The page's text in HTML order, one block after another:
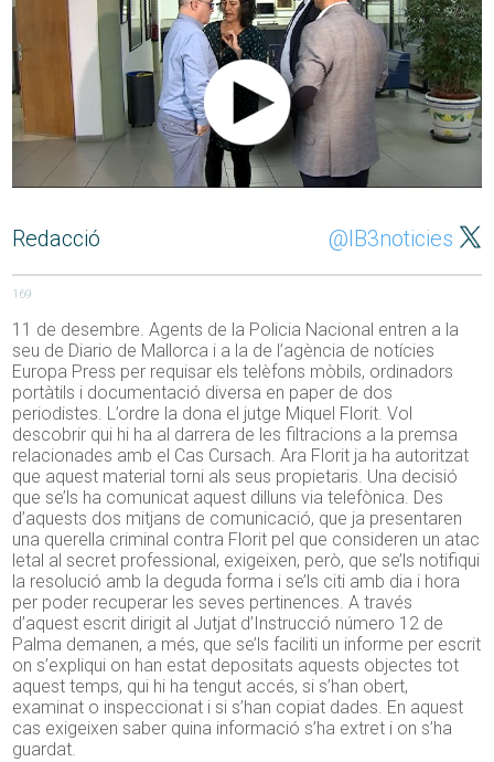
Redacció @IB3noticies
169
11 de desembre. Agents de la Policia Nacional entren a la
seu de Diario de Mallorca i a la de l’agència de notícies
Europa Press per requisar els telèfons mòbils, ordinadors
portàtils i documentació diversa en paper de dos
periodistes. L’ordre la dona el jutge Miquel Florit. Vol
descobrir qui hi ha al darrera de les filtracions a la premsa
relacionades amb el Cas Cursach. Ara Florit ja ha autoritzat
que aquest material torni als seus propietaris. Una decisió
que se’ls ha comunicat aquest dilluns via telefònica. Des
d’aquests dos mitjans de comunicació, que ja presentaren
una querella criminal contra Florit pel que consideren un atac
letal al secret professional, exigeixen, però, que se’ls notifiqui
la resolució amb la deguda forma i se’ls citi amb dia i hora
per poder recuperar les seves pertinences. A través
d’aquest escrit dirigit al Jutjat d’Instrucció número 12 de
Palma demanen, a més, que se’ls faciliti un informe per escrit
on s’expliqui on han estat depositats aquests objectes tot
aquest temps, qui hi ha tengut accés, si s’han obert,
examinat o inspeccionat i si s’han copiat dades. En aquest
cas exigeixen saber quina informació s’ha extret i on s’ha
guardat.